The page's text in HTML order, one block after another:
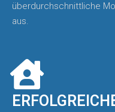
überdurchschnittliche
aus.